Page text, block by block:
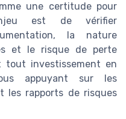
une certitude pour
est de vérifier
la nature
et le risque de perte
tout investissement en
appuyant sur les
les rapports de risques